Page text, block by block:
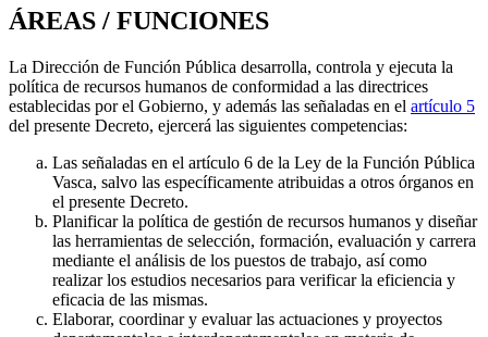
ÁREAS / FUNCIONES
La Dirección de Función Pública desarrolla, controla y ejecuta la
política de recursos humanos de conformidad a las directrices
establecidas por el Gobierno, y además las señaladas en el artículo 5
del presente Decreto, ejercerá las siguientes competencias:
Las señaladas en el artículo 6 de la Ley de la Función Pública
Vasca, salvo las específicamente atribuidas a otros órganos en
el presente Decreto.
Planificar la política de gestión de recursos humanos y diseñar
las herramientas de selección, formación, evaluación y carrera
mediante el análisis de los puestos de trabajo, así como
realizar los estudios necesarios para verificar la eficiencia y
eficacia de las mismas.
Elaborar, coordinar y evaluar las actuaciones y proyectos